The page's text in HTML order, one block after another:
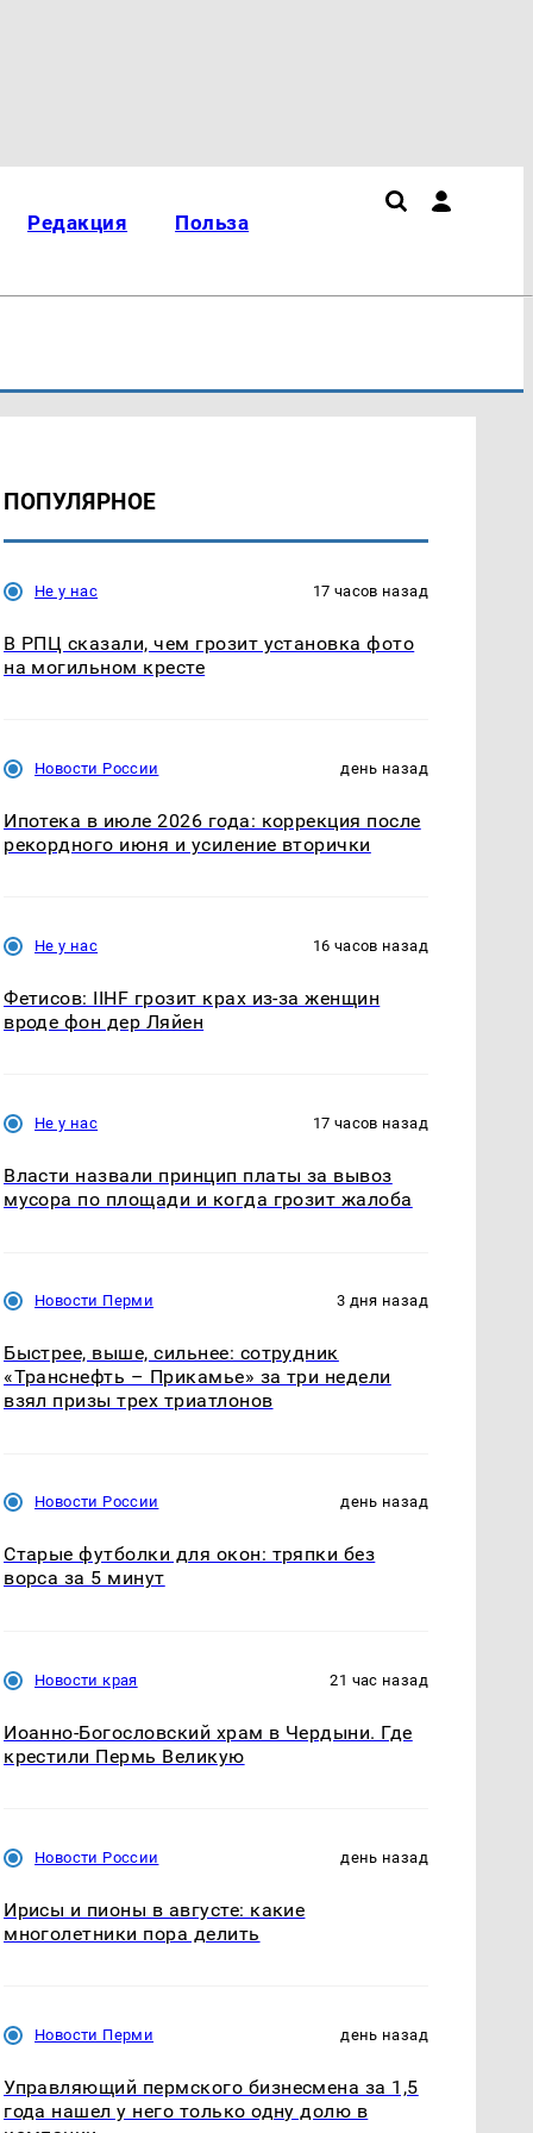
Редакция Польза
ПОПУЛЯРНОЕ
Не у нас 17 часов назад
В РПЦ сказали, чем грозит установка фото
на могильном кресте
Новости России день назад
Ипотека в июле 2026 года: коррекция после
рекордного июня и усиление вторички
Не у нас 16 часов назад
Фетисов: IIHF грозит крах из-за женщин
вроде фон дер Ляйен
Не у нас 17 часов назад
Власти назвали принцип платы за вывоз
мусора по площади и когда грозит жалоба
Новости Перми 3 дня назад
Быстрее, выше, сильнее: сотрудник
«Транснефть – Прикамье» за три недели
взял призы трех триатлонов
Новости России день назад
Старые футболки для окон: тряпки без
ворса за 5 минут
Новости края 21 час назад
Иоанно-Богословский храм в Чердыни. Где
крестили Пермь Великую
Новости России день назад
Ирисы и пионы в августе: какие
многолетники пора делить
Новости Перми день назад
Управляющий пермского бизнесмена за 1,5
года нашел у него только одну долю в